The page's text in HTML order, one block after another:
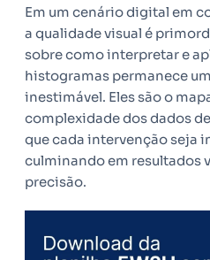
Em um cenário digital em
a qualidade visual é
sobre como interpretar e
histogramas permanece
inestimável. Eles são o
complexidade dos dados
que cada intervenção seja
culminando em resultados
precisão.